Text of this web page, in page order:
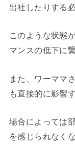
出社したりする
このような状態
マンスの低下に
また、ワーママ
も直接的に影響
場合によっては
を感じられなく